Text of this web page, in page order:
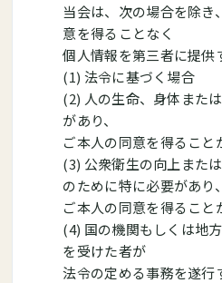
当会は、次の場合を除き
意を得ることなく
個人情報を第三者に提供
(1) 法令に基づく場合
(2) 人の生命、身体また
があり、
ご本人の同意を得ること
(3) 公衆衛生の向上また
のために特に必要があり、
ご本人の同意を得ること
(4) 国の機関もしくは地
を受けた者が
法令の定める事務を遂